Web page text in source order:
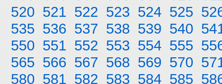
520 521 522 523 524 525
535 536 537 538 539 540
550 551 552 553 554 555
565 566 567 568 569 570
580 581 582 583 584 585